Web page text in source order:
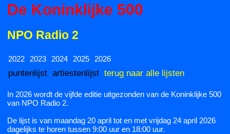
De Koninklijke 500
NPO Radio 2
2022 2023 2024 2025 2026
puntenlijst artiestenlijst terug naar alle lijsten
In 2026 wordt de vijfde editie uitgezonden van de Koninklijke 500
van NPO Radio 2.
De lijst is van maandag 20 april tot en met vrijdag 24 april 2026
dagelijks te horen tussen 9:00 uur en 18:00 uur.